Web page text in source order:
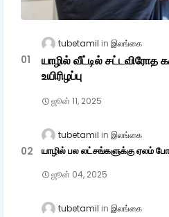
tubetamil இலங்கை
யாழில் வீட்டில்
உயிரிழப்பு
ஜூன் 11, 2025
tubetamil இலங்கை
யாழில் பல லட்சங்களுக்கு ஏலம்
ஜூன் 04, 2025
tubetamil இலங்கை